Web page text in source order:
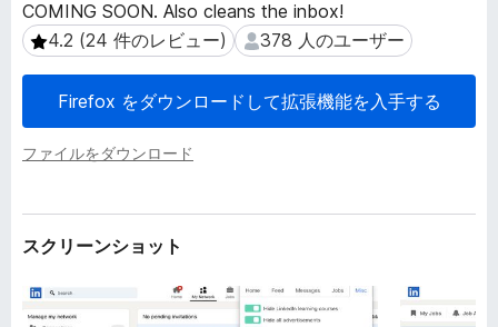
ン
COMING SOON. Also cleans the inbox!
4.2 (24 件のレビュー)
4.2 (24 件のレビュー) 378 人のユーザー
378 人のユーザー
Firefox をダウンロードして拡張機能を入手する
ファイルをダウンロード
スクリーンショット